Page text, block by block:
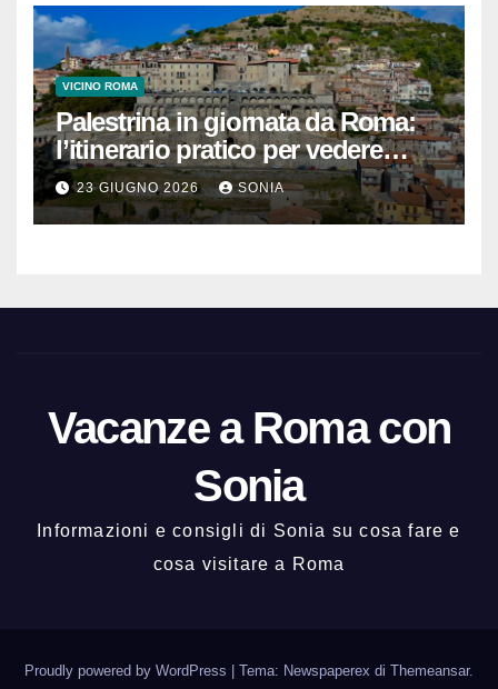
VICINO ROMA
Palestrina in giornata da Roma:
l’itinerario pratico per vedere
Santuario, Museo e centro
storico
23 GIUGNO 2026 SONIA
Vacanze a Roma con
Sonia
Informazioni e consigli di Sonia su cosa fare e
cosa visitare a Roma
Proudly powered by WordPress Tema: Newspaperex di Themeansar.